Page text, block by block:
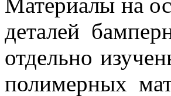
Материалы на
деталей
отдельно
полимерных